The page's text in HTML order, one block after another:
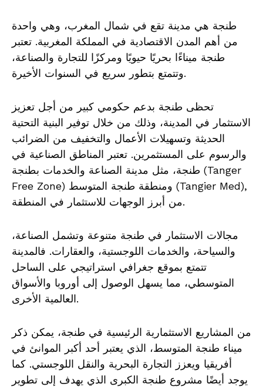
طنجة هي مدينة تقع في شمال المغرب، وهي واحدة
من أهم المدن الاقتصادية في المملكة المغربية. تعتبر
طنجة ميناءًا بحريًا حيويًا ومركزًا للتجارة والصناعة،
وتتمتع بتطور سريع في السنوات الأخيرة.
تحظى طنجة بدعم حكومي كبير من أجل تعزيز
الاستثمار في المدينة، وذلك من خلال توفير البنية التحتية
الحديثة وتسهيلات الأعمال والتخفيف من الضرائب
والرسوم على المستثمرين. تعتبر المناطق الصناعية في
طنجة، مثل مدينة الصناعة والخدمات بطنجة (Tanger
Free Zone) ومنطقة طنجة المتوسط (Tangier Med),
من أبرز الوجهات للاستثمار في المنطقة.
مجالات الاستثمار في طنجة متنوعة وتشمل الصناعة،
والسياحة، والخدمات اللوجستية، والعقارات. فالمدينة
تتمتع بموقع جغرافي استراتيجي على الساحل
المتوسطي، مما يسهل الوصول إلى أوروبا والأسواق
العالمية الأخرى.
من المشاريع الاستثمارية الرئيسية في طنجة، يمكن ذكر
ميناء طنجة المتوسط، الذي يعتبر أحد أكبر الموانئ في
أفريقيا ويعزز التجارة البحرية والنقل اللوجستي. كما
يوجد أيضًا مشروع طنجة الكبرى الذي يهدف إلى تطوير